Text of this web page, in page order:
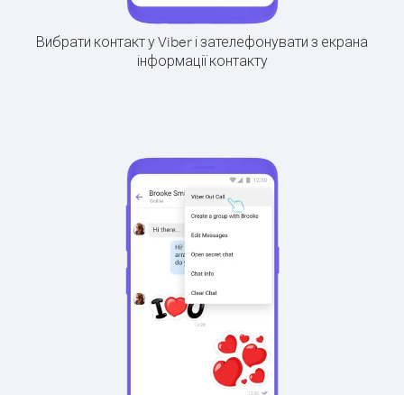
Вибрати контакт у Viber і зателефонувати з екрана
інформації контакту